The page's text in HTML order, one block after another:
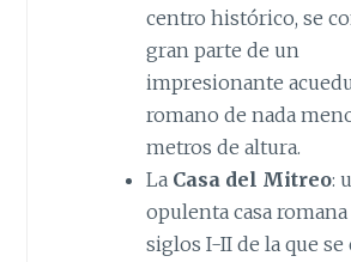
centro histórico, se
gran parte de un
impresionante
romano de nada
metros de altura.
La Casa del Mitreo:
opulenta casa
siglos I-II de la que se